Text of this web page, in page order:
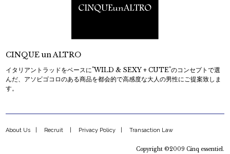
CINQUE un ALTRO
イタリアントラッドをベースに"WILD & SEXY + CUTE"のコンセプトで選
んだ、アソビゴコロのある商品を都会的で高感度な大人の男性にご提案致しま
す。
About Us Recruit Privacy Policy Transaction Law
Copyright ©2009 Cinq essentiel.